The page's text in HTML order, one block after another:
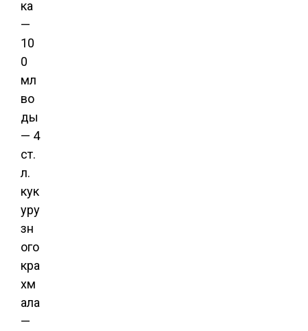
ка
—
10
0
мл
во
ды
— 4
ст.
л.
кук
уру
зн
ого
кра
хм
ала
—